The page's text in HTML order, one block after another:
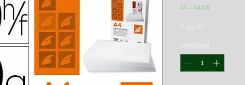
SKU: 64198
7,35 €
Cantidad *